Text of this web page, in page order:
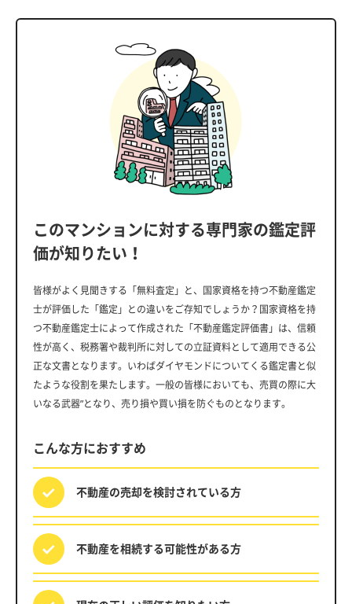
このマンションに対する専門家の鑑定評
価が知りたい！
皆様がよく見聞きする「無料査定」と、国家資格を持つ不動産鑑定
士が評価した「鑑定」との違いをご存知でしょうか？国家資格を持
つ不動産鑑定士によって作成された「不動産鑑定評価書」は、信頼
性が高く、税務署や裁判所に対しての立証資料として適用できる公
正な文書となります。いわばダイヤモンドについてくる鑑定書と似
たような役割を果たします。一般の皆様においても、売買の際に大
いなる武器”となり、売り損や買い損を防ぐものとなります。
こんな方におすすめ
不動産の売却を検討されている方
不動産を相続する可能性がある方